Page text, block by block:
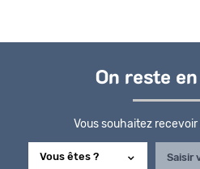
On reste
Vous souhaitez